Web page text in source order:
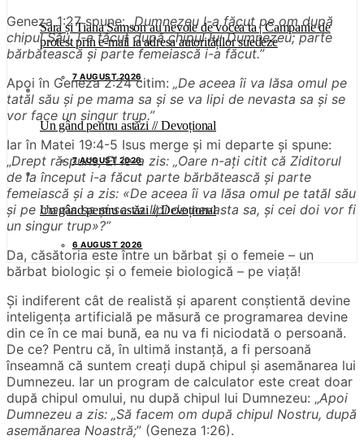
Sara și Tiana Samson au nevoie de vocea ta | Campanie de
protest prin e-mail la adresa autorităților suedeze
7 AUGUST 2026
Un gând pentru astăzi // Devoțional
7 AUGUST 2026
Un gând pentru astăzi // Devoțional
6 AUGUST 2026
Geneza 1:27 spune: „Dumnezeu l-a făcut pe om după
chipul Său, l-a făcut după chipul lui Dumnezeu; parte
bărbătească și parte femeiască i-a făcut.”
Apoi în Geneza 2:24 citim: „De aceea îi va lăsa omul pe
tatăl său și pe mama sa și se va lipi de nevasta sa și se
vor face un singur trup.”
Iar în Matei 19:4-5 Isus merge și mi departe și spune:
„Drept răspuns, El le-a zis: „Oare n-ați citit că Ziditorul
de la început i-a făcut parte bărbătească și parte
femeiască și a zis: «De aceea îi va lăsa omul pe tatăl său
și pe mama sa și se va lipi de nevasta sa, și cei doi vor fi
un singur trup»?”
Da, căsătoria este între un bărbat și o femeie – un
bărbat biologic și o femeie biologică – pe viață!
Și indiferent cât de realistă și aparent conștientă devine
inteligența artificială pe măsură ce programarea devine
din ce în ce mai bună, ea nu va fi niciodată o persoană.
De ce? Pentru că, în ultimă instanță, a fi persoană
înseamnă că suntem creați după chipul și asemănarea lui
Dumnezeu. Iar un program de calculator este creat doar
după chipul omului, nu după chipul lui Dumnezeu: „Apoi
Dumnezeu a zis: „Să facem om după chipul Nostru, după
asemănarea Noastră;” (Geneza 1:26).